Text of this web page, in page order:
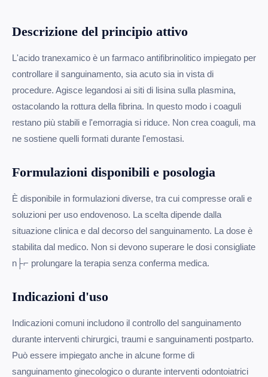
Descrizione del principio attivo
L'acido tranexamico è un farmaco antifibrinolitico impiegato per
controllare il sanguinamento, sia acuto sia in vista di
procedure. Agisce legandosi ai siti di lisina sulla plasmina,
ostacolando la rottura della fibrina. In questo modo i coaguli
restano più stabili e l'emorragia si riduce. Non crea coaguli, ma
ne sostiene quelli formati durante l'emostasi.
Formulazioni disponibili e posologia
È disponibile in formulazioni diverse, tra cui compresse orali e
soluzioni per uso endovenoso. La scelta dipende dalla
situazione clinica e dal decorso del sanguinamento. La dose è
stabilita dal medico. Non si devono superare le dosi consigliate
n├⌐ prolungare la terapia senza conferma medica.
Indicazioni d'uso
Indicazioni comuni includono il controllo del sanguinamento
durante interventi chirurgici, traumi e sanguinamenti postparto.
Può essere impiegato anche in alcune forme di
sanguinamento ginecologico o durante interventi odontoiatrici